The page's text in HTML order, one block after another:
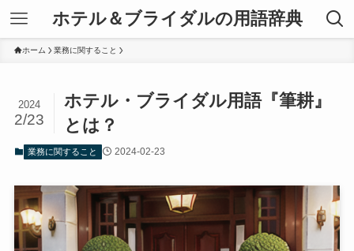
ホテル＆ブライダルの用語辞典
ホーム 業務に関すること
ホテル・ブライダル用語『筆耕』
とは？
2024
2/23
業務に関すること 2024-02-23